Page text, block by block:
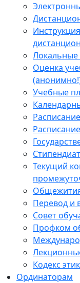
Оценка
Учебные
Текущий
Перевод и
Совет
Профком
Кодекс
Ординаторам